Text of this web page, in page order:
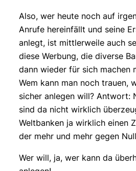
Also, wer heute noch auf
Anrufe hereinfällt und seine
anlegt, ist mittlerweile auch
diese Werbung, die diverse
dann wieder für sich machen
Wem kann man noch trauen,
sicher anlegen will? Antwort:
sind da nicht wirklich
Weltbanken ja wirklich einen
der mehr und mehr gegen
Wer will, ja, wer kann da